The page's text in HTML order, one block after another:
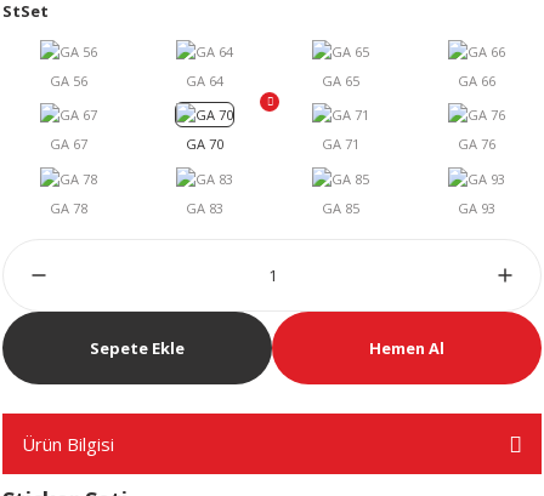
StSet
Sepete Ekle Hemen Al
Ürün Bilgisi